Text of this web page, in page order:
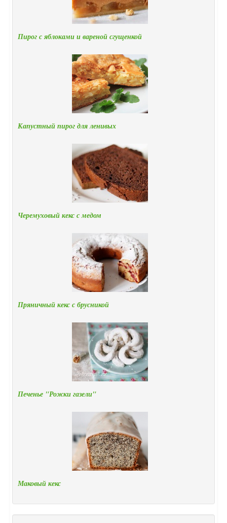
Пирог с яблоками и вареной сгущенкой
Капустный пирог для ленивых
Черемуховый кекс с медом
Пряничный кекс с брусникой
Печенье "Рожки газели"
Маковый кекс